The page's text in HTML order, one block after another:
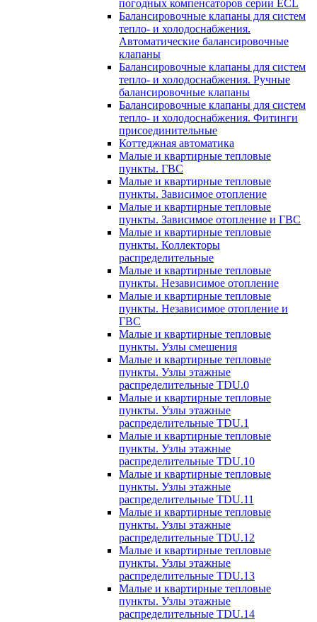
погодных компенсаторов серии ECL
Балансировочные клапаны для систем
тепло- и холодоснабжения.
Автоматические балансировочные
клапаны
Балансировочные клапаны для систем
тепло- и холодоснабжения. Ручные
балансировочные клапаны
Балансировочные клапаны для систем
тепло- и холодоснабжения. Фитинги
присоединительные
Коттеджная автоматика
Малые и квартирные тепловые
пункты. ГВС
Малые и квартирные тепловые
пункты. Зависимое отопление
Малые и квартирные тепловые
пункты. Зависимое отопление и ГВС
Малые и квартирные тепловые
пункты. Коллекторы
распределительные
Малые и квартирные тепловые
пункты. Независимое отопление
Малые и квартирные тепловые
пункты. Независимое отопление и
ГВС
Малые и квартирные тепловые
пункты. Узлы смешения
Малые и квартирные тепловые
пункты. Узлы этажные
распределительные TDU.0
Малые и квартирные тепловые
пункты. Узлы этажные
распределительные TDU.1
Малые и квартирные тепловые
пункты. Узлы этажные
распределительные TDU.10
Малые и квартирные тепловые
пункты. Узлы этажные
распределительные TDU.11
Малые и квартирные тепловые
пункты. Узлы этажные
распределительные TDU.12
Малые и квартирные тепловые
пункты. Узлы этажные
распределительные TDU.13
Малые и квартирные тепловые
пункты. Узлы этажные
распределительные TDU.14